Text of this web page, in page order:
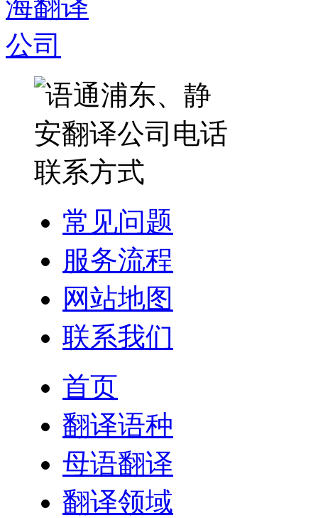
常见问题
服务流程
网站地图
联系我们
首页
翻译语种
母语翻译
翻译领域